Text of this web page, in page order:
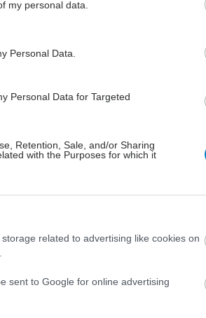
my personal data.
Personal Data.
Personal Data for Targeted
Retention, Sale, and/or Sharing
with the Purposes for which it
related to advertising like cookies on
sent to Google for online advertising
λειτουργούν
χάρη στην αυταπάρνηση κ
των εργαζομένων.
είναι ιδιαίτερα σοβαρές. Το
σε αυξημένο φόρτο
πίεσης, με εξαντλητικά
όμως, η υποστελέχωση
εξυπηρέτηση των
καθυστερήσεων στην παροχή
και Ανθυγιεινά Επαγγέλματα
τα σχετικά κριτήρια (ΦΕΚ